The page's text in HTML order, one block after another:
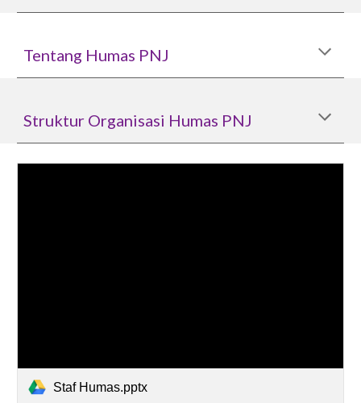
Tentang Humas PNJ
Struktur Organisasi Humas PNJ
Staf Humas.pptx